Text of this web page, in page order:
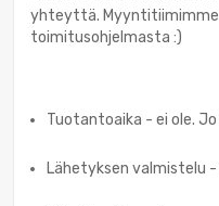
yhteyttä.
toimitusohjelmasta :)
Tuotantoaika - ei ole.
Lähetyksen valmistelu